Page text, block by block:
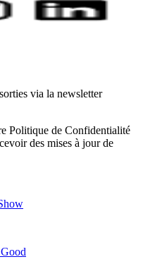
via la newsletter
Politique de Confidentialité
des mises à jour de